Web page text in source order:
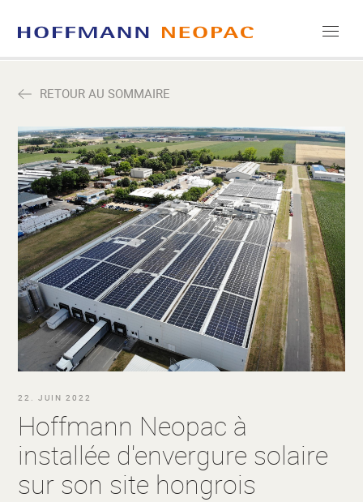
ENTREPRISE
CARRIÈRE
MEDIA
CONTACT
RETOUR AU SOMMAIRE
22. JUIN 2022
Hoffmann Neopac à
installée d'envergure solaire
sur son site hongrois